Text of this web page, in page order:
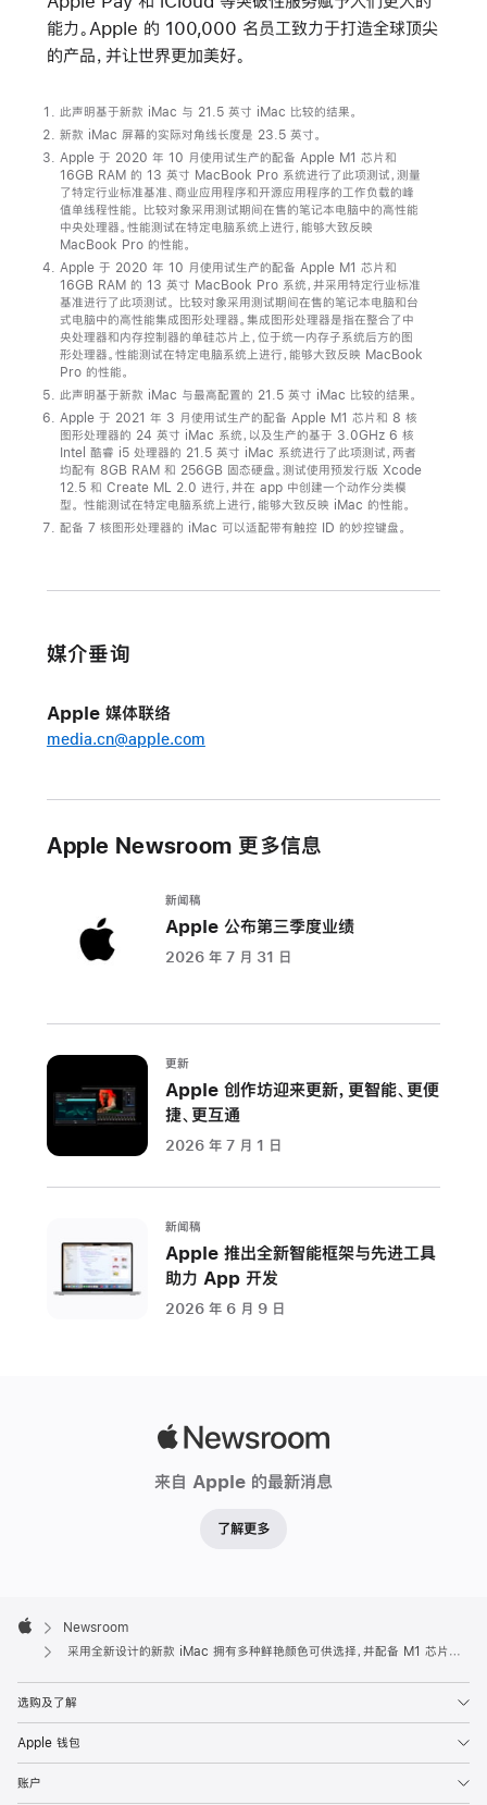
能力。Apple 的 100,000 名员工致力于打造全球顶尖
的产品，并让世界更加美好。
此声明基于新款 iMac 与 21.5 英寸 iMac 比较的结果。
新款 iMac 屏幕的实际对角线长度是 23.5 英寸。
Apple 于 2020 年 10 月使用试生产的配备 Apple M1 芯片和
16GB RAM 的 13 英寸 MacBook Pro 系统进行了此项测试，测量
了特定行业标准基准、商业应用程序和开源应用程序的工作负载的峰
值单线程性能。 比较对象采用测试期间在售的笔记本电脑中的高性能
中央处理器。性能测试在特定电脑系统上进行，能够大致反映
MacBook Pro 的性能。
Apple 于 2020 年 10 月使用试生产的配备 Apple M1 芯片和
16GB RAM 的 13 英寸 MacBook Pro 系统，并采用特定行业标准
基准进行了此项测试。 比较对象采用测试期间在售的笔记本电脑和台
式电脑中的高性能集成图形处理器。集成图形处理器是指在整合了中
央处理器和内存控制器的单硅芯片上，位于统一内存子系统后方的图
形处理器。性能测试在特定电脑系统上进行，能够大致反映 MacBook
Pro 的性能。
此声明基于新款 iMac 与最高配置的 21.5 英寸 iMac 比较的结果。
Apple 于 2021 年 3 月使用试生产的配备 Apple M1 芯片和 8 核
图形处理器的 24 英寸 iMac 系统，以及生产的基于 3.0GHz 6 核
Intel 酷睿 i5 处理器的 21.5 英寸 iMac 系统进行了此项测试，两者
均配有 8GB RAM 和 256GB 固态硬盘。测试使用预发行版 Xcode
12.5 和 Create ML 2.0 进行，并在 app 中创建一个动作分类模
型。 性能测试在特定电脑系统上进行，能够大致反映 iMac 的性能。
配备 7 核图形处理器的 iMac 可以适配带有触控 ID 的妙控键盘。
媒介垂询
Apple 媒体联络
media.cn@apple.com
Apple Newsroom 更多信息
新闻稿
Apple 公布第三季度业绩
2026 年 7 月 31 日
更新
Apple 创作坊迎来更新，更智能、更便
捷、更互通
2026 年 7 月 1 日
新闻稿
Apple 推出全新智能框架与先进工具
助力 App 开发
2026 年 6 月 9 日
来自 Apple 的最新消息
了解更多
Footer

Apple
Newsroom
采用全新设计的新款 iMac 拥有多种鲜艳颜色可供选择，并配备 M1 芯片与 4.5K 视网膜显示屏
选购及了解
Apple 钱包
账户